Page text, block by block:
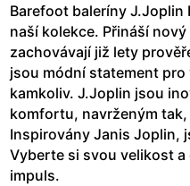
Barefoot baleríny J.Joplin
naší kolekce. Přináší
zachovávají již lety
jsou módní statement
kamkoliv. J.Joplin jsou
komfortu, navrženým
Inspirovány Janis Joplin,
Vyberte si svou velikost
impuls.